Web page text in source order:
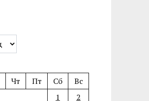
Чт Пт Сб
Вс
1
2